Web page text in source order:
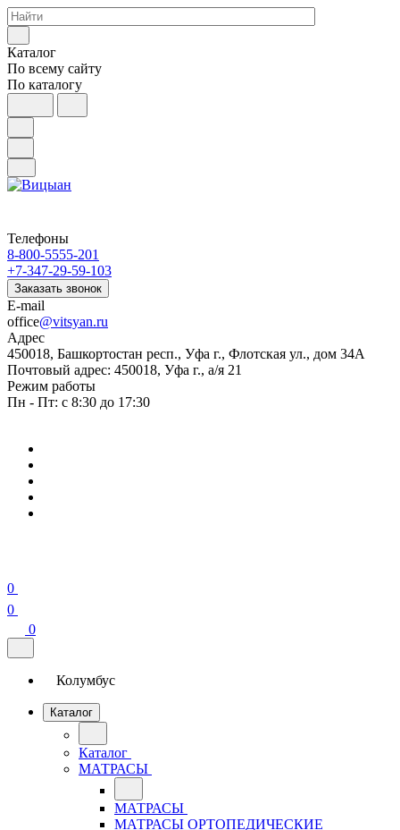
Каталог
По всему сайту
По каталогу
Телефоны
8-800-5555-201
+7-347-29-59-103
Заказать звонок
E-mail
office@vitsyan.ru
Адрес
450018, Башкортостан респ., Уфа г., Флотская ул., дом 34А
Почтовый адрес: 450018, Уфа г., а/я 21
Режим работы
Пн - Пт: с 8:30 до 17:30
0
0
0
Колумбус
Каталог
Каталог
МАТРАСЫ
МАТРАСЫ
МАТРАСЫ ОРТОПЕДИЧЕСКИЕ